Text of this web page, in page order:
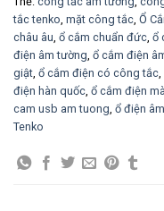
tắc tenko mặt công tắc Ổ
châu âu ổ cắm chuẩn đức ổ
điện âm tường ổ cắm điện
giật ổ cắm điện có công tắc
điện hàn quốc ổ cắm điện
cam usb am tuong ổ điện
Tenko